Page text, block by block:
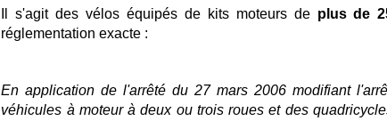
Il s'agit des vélos équipés de kits moteurs de plus de
réglementation exacte :
En application de l'arrêté du 27 mars 2006 modifiant
véhicules à moteur à deux ou trois roues et des